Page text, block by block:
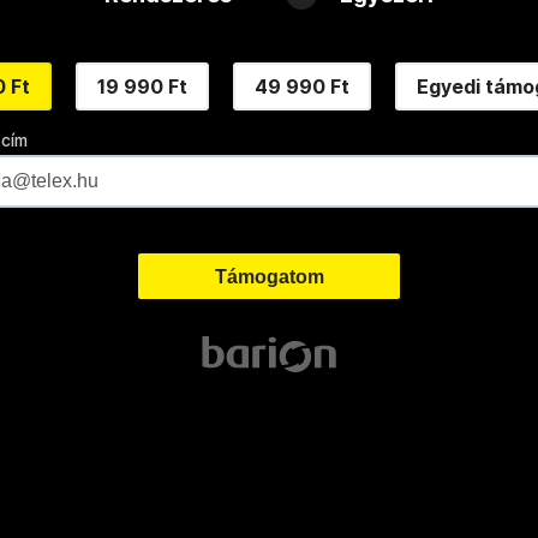
Ft 19 990 Ft 49 990 Ft Egyedi